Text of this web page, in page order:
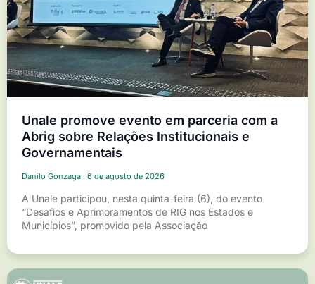
Unale promove evento em parceria com a
Abrig sobre Relações Institucionais e
Governamentais
Danilo Gonzaga 6 de agosto de 2026
A Unale participou, nesta quinta-feira (6), do evento
“Desafios e Aprimoramentos de RIG nos Estados e
Municípios”, promovido pela Associação